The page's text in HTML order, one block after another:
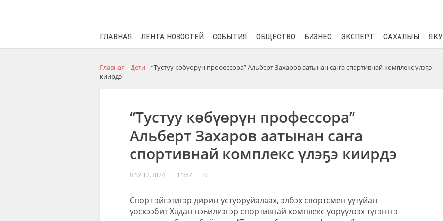
ГЛАВНАЯ ЛЕНТА НОВОСТЕЙ СОБЫТИЯ ОБЩЕСТВО БИЗНЕС ЭКСПЕРТ САХАЛЫЫ
Главная Дети
“Тустуу көбүөрүн профессора” Альберт Захаров аатынан саҥа спортивнай комплекс үлэҕэ
киирдэ
“Тустуу көбүөрүн профессора”
Альберт Захаров аатынан саҥа
спортивнай комплекс үлэҕэ киирдэ
12.12.2024 11:57 0
Спорт эйгэтигэр дириҥ устуоруйалаах, элбэх спортсмен уутуйан
үөскээбит Хадан нэһилиэгэр спортивнай комплекс үөрүүлээх түгэҥҥэ